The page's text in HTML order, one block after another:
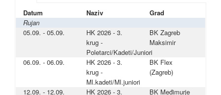
Datum
Naziv
Grad
Rujan
05.09. - 05.09.
HK 2026 - 3.
krug -
Poletarci/Kadeti/Juniori
BK Zagreb
Maksimir
06.09. - 06.09.
HK 2026 - 3.
krug -
Ml.kadeti/Ml.juniori
BK Flex
(Zagreb)
12.09. - 12.09.
HK 2026 - 3.
BK Međimurje